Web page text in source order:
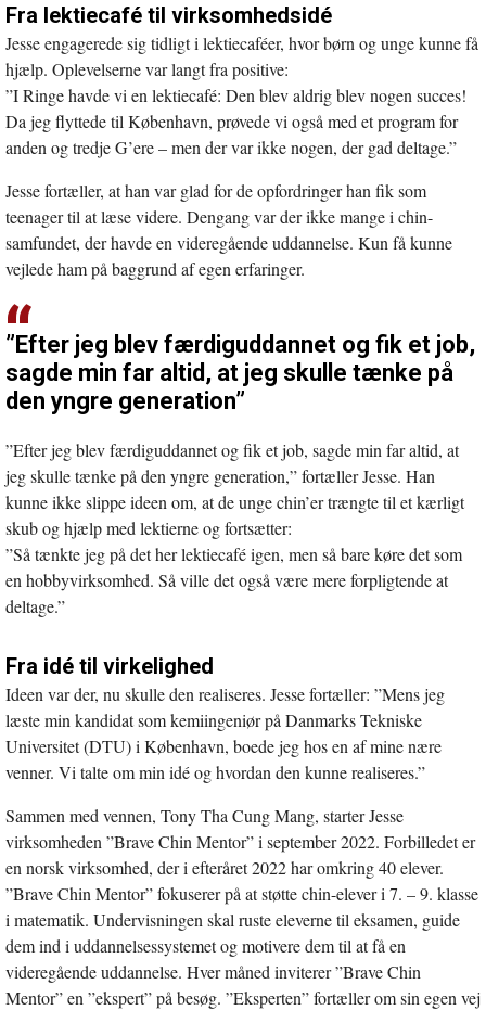
Fra lektiecafé til virksomhedsidé
Jesse engagerede sig tidligt i lektiecaféer, hvor børn og unge kunne få
hjælp. Oplevelserne var langt fra positive:
”I Ringe havde vi en lektiecafé: Den blev aldrig blev nogen succes!
Da jeg flyttede til København, prøvede vi også med et program for
anden og tredje G’ere – men der var ikke nogen, der gad deltage.”
Jesse fortæller, at han var glad for de opfordringer han fik som
teenager til at læse videre. Dengang var der ikke mange i chin-
samfundet, der havde en videregående uddannelse. Kun få kunne
vejlede ham på baggrund af egen erfaringer.
”Efter jeg blev færdiguddannet og fik et job,
sagde min far altid, at jeg skulle tænke på
den yngre generation”
”Efter jeg blev færdiguddannet og fik et job, sagde min far altid, at
jeg skulle tænke på den yngre generation,” fortæller Jesse. Han
kunne ikke slippe ideen om, at de unge chin’er trængte til et kærligt
skub og hjælp med lektierne og fortsætter:
”Så tænkte jeg på det her lektiecafé igen, men så bare køre det som
en hobbyvirksomhed. Så ville det også være mere forpligtende at
deltage.”
Fra idé til virkelighed
Ideen var der, nu skulle den realiseres. Jesse fortæller: ”Mens jeg
læste min kandidat som kemiingeniør på Danmarks Tekniske
Universitet (DTU) i København, boede jeg hos en af mine nære
venner. Vi talte om min idé og hvordan den kunne realiseres.”
Sammen med vennen, Tony Tha Cung Mang, starter Jesse
virksomheden ”Brave Chin Mentor” i september 2022. Forbilledet er
en norsk virksomhed, der i efteråret 2022 har omkring 40 elever.
”Brave Chin Mentor” fokuserer på at støtte chin-elever i 7. – 9. klasse
i matematik. Undervisningen skal ruste eleverne til eksamen, guide
dem ind i uddannelsessystemet og motivere dem til at få en
videregående uddannelse. Hver måned inviterer ”Brave Chin
Mentor” en ”ekspert” på besøg. ”Eksperten” fortæller om sin egen vej